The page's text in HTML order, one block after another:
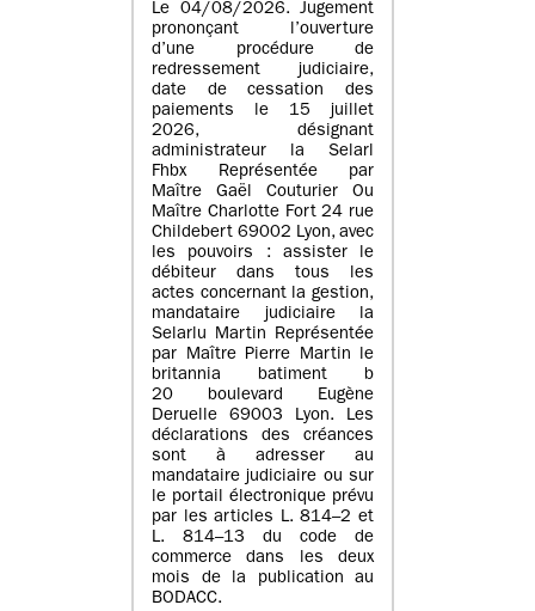
Le 04/08/2026. Jugement
prononçant l’ouverture
d’une procédure de
redressement judiciaire,
date de cessation des
paiements le 15 juillet
2026, désignant
administrateur la Selarl
Fhbx Représentée par
Maître Gaël Couturier Ou
Maître Charlotte Fort 24 rue
Childebert 69002 Lyon, avec
les pouvoirs : assister le
débiteur dans tous les
actes concernant la gestion,
mandataire judiciaire la
Selarlu Martin Représentée
par Maître Pierre Martin le
britannia batiment b
20 boulevard Eugène
Deruelle 69003 Lyon. Les
déclarations des créances
sont à adresser au
mandataire judiciaire ou sur
le portail électronique prévu
par les articles L. 814–2 et
L. 814–13 du code de
commerce dans les deux
mois de la publication au
BODACC.